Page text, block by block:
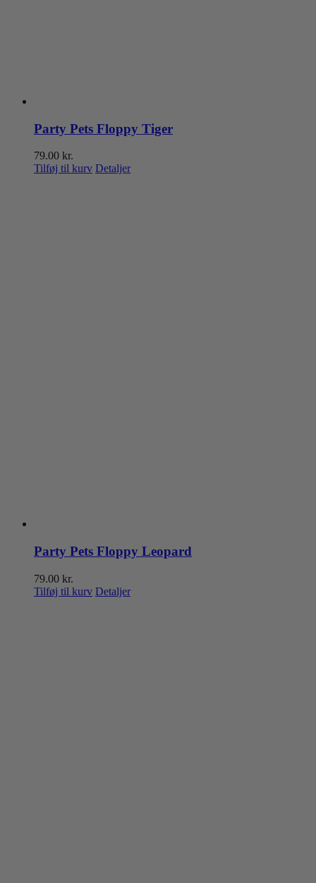
Party Pets Floppy Tiger
79.00 kr.
Tilføj til kurv Detaljer
Party Pets Floppy Leopard
79.00 kr.
Tilføj til kurv Detaljer